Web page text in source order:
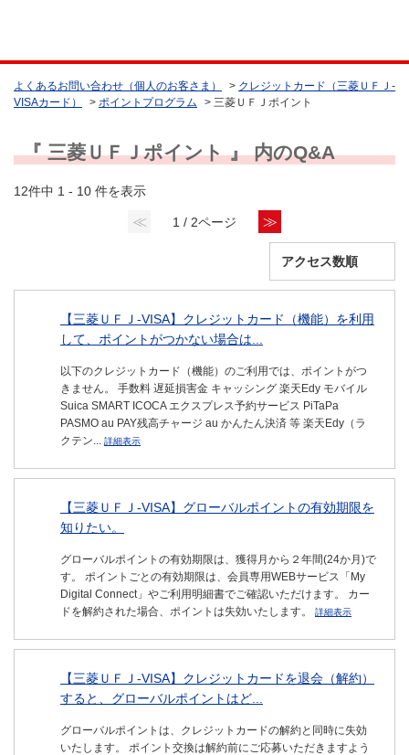
よくあるお問い合わせ（個人のお客さま） > クレジットカード（三菱ＵＦＪ-
VISAカード）
> ポイントプログラム > 三菱ＵＦＪポイント
『 三菱ＵＦＪポイント 』 内のQ&A
12件中 1 - 10 件を表示
≪ 1 / 2ページ ≫
【三菱ＵＦＪ-VISA】クレジットカード（機能）を利用
して、ポイントがつかない場合は...
以下のクレジットカード（機能）のご利用では、ポイントがつ
きません。 手数料 遅延損害金 キャッシング 楽天Edy モバイル
Suica SMART ICOCA エクスプレス予約サービス PiTaPa
PASMO au PAY残高チャージ au かんたん決済 等 楽天Edy（ラ
クテン... 詳細表示
【三菱ＵＦＪ-VISA】グローバルポイントの有効期限を
知りたい。
グローバルポイントの有効期限は、獲得月から２年間(24か月)で
す。 ポイントごとの有効期限は、会員専用WEBサービス「My
Digital Connect」やご利用明細書でご確認いただけます。 カー
ドを解約された場合、ポイントは失効いたします。
詳細表示
【三菱ＵＦＪ-VISA】クレジットカードを退会（解約）
すると、グローバルポイントはど...
グローバルポイントは、クレジットカードの解約と同時に失効
いたします。 ポイント交換は解約前にご応募いただきますよう